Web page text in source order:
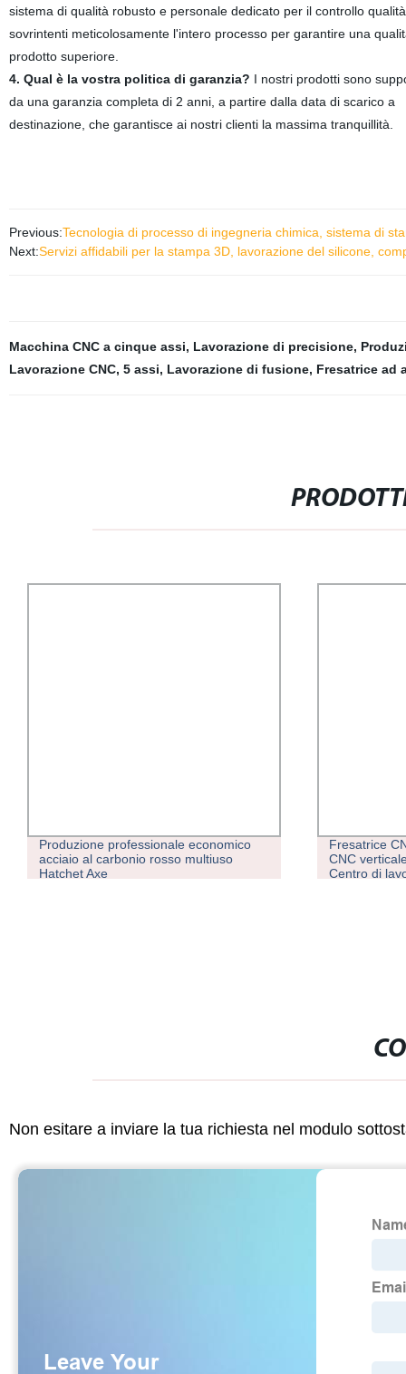
sistema di qualità robusto e personale dedicato per il controllo
sovrintenti meticolosamente l'intero processo per garantire una
prodotto superiore.
4. Qual è la vostra politica di garanzia? I nostri prodotti sono
da una garanzia completa di 2 anni, a partire dalla data di scarico a
destinazione, che garantisce ai nostri clienti la massima tranquillità.
Previous:Tecnologia di processo di ingegneria chimica, sistema di
Next:Servizi affidabili per la stampa 3D, lavorazione del silicone,
Macchina CNC a cinque assi, Lavorazione di precisione,
Lavorazione CNC, 5 assi, Lavorazione di fusione, Fresatrice ad
Produzione professionale economico
acciaio al carbonio rosso multiuso
Hatchet Axe
Fresatrice
CNC
Centro di
Non esitare a inviare la tua richiesta nel modulo